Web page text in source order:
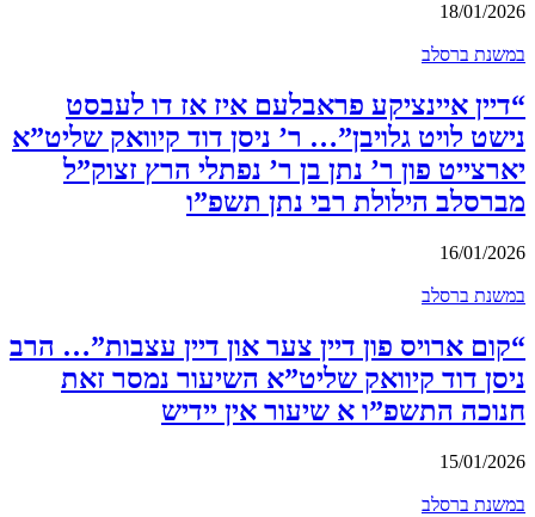
18/01/2026
במשנת ברסלב
“דיין איינציקע פראבלעם איז אז דו לעבסט
נישט לויט גלויבן”… ר’ ניסן דוד קיוואק שליט”א
יארצייט פון ר’ נתן בן ר’ נפתלי הרץ זצוק”ל
מברסלב הילולת רבי נתן תשפ”ו
16/01/2026
במשנת ברסלב
“קום ארויס פון דיין צער און דיין עצבות”… הרב
ניסן דוד קיוואק שליט”א השיעור נמסר זאת
חנוכה התשפ”ו א שיעור אין יידיש
15/01/2026
במשנת ברסלב